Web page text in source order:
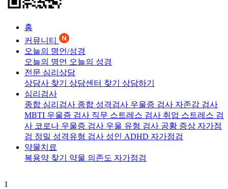
홈
커뮤니티
오늘의 명언/성경
오늘의 명언 오늘의 성경
전문 심리상담
상담사 찾기 상담센터 찾기 상담하기
심리검사
종합 심리검사 종합 성격검사 우울증 검사 자존감 검사
MBTI 우울증 검사 직무 스트레스 검사 취업 스트레스 검
사 코로나 우울증 검사 우울 유형 검사 공황 증상 자가점
검 정밀 성격유형 검사 성인 ADHD 자가점검
약물치료
복용약 찾기 약물 의존도 자가점검
1